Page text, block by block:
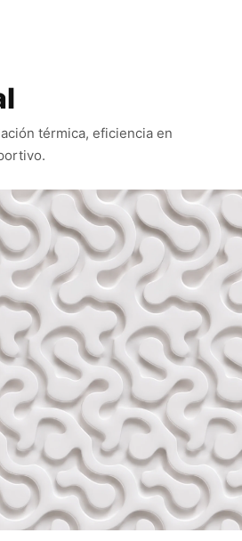
térmica, eficiencia en